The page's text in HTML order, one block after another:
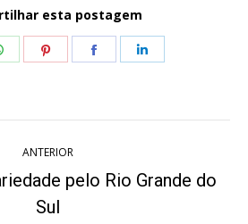
esta postagem
Share
Share
Share
ANTERIOR
Post
anterior:
pelo Rio Grande do
Sul